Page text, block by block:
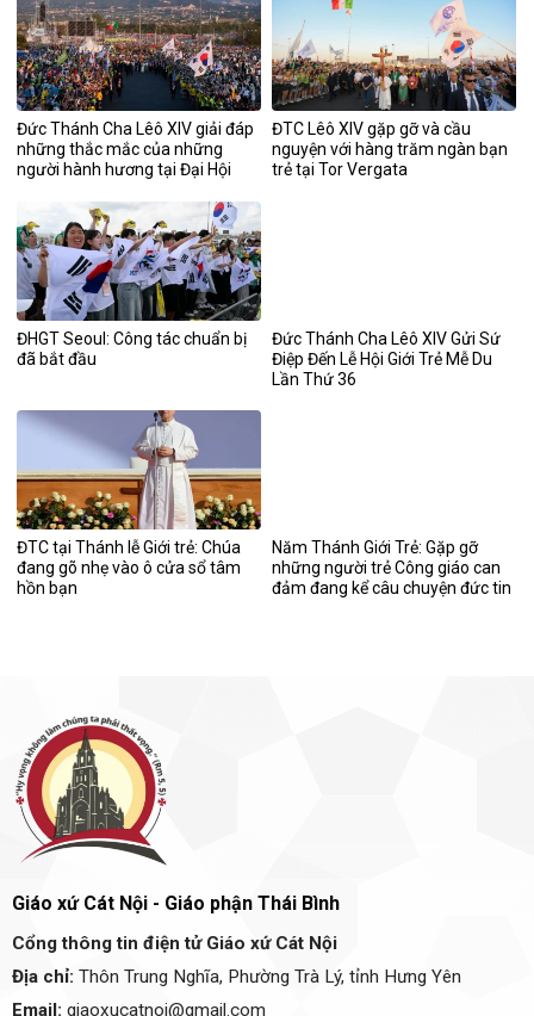
Đức Thánh Cha Lêô XIV giải đáp
những thắc mắc của những
người hành hương tại Đại Hội
ĐTC Lêô XIV gặp gỡ và cầu
nguyện với hàng trăm ngàn bạn
trẻ tại Tor Vergata
ĐHGT Seoul: Công tác chuẩn bị
đã bắt đầu
Đức Thánh Cha Lêô XIV Gửi Sứ
Điệp Đến Lễ Hội Giới Trẻ Mễ Du
Lần Thứ 36
ĐTC tại Thánh lễ Giới trẻ: Chúa
đang gõ nhẹ vào ô cửa sổ tâm
hồn bạn
Năm Thánh Giới Trẻ: Gặp gỡ
những người trẻ Công giáo can
đảm đang kể câu chuyện đức tin
Giáo xứ Cát Nội - Giáo phận Thái Bình
Cổng thông tin điện tử Giáo xứ Cát Nội
Địa chỉ: Thôn Trung Nghĩa, Phường Trà Lý, tỉnh Hưng Yên
Email: giaoxucatnoi@gmail.com